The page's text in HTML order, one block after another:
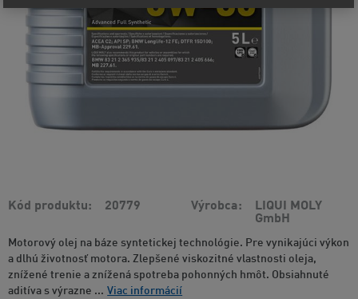
Kód produktu 20779 Výrobca
LIQUI MOLY
GmbH
Motorový olej na báze syntetickej technológie. Pre vynikajúci výkon
a dlhú životnosť motora. Zlepšené viskozitné vlastnosti oleja,
znížené trenie a znížená spotreba pohonných hmôt. Obsiahnuté
aditíva s výrazne ... Viac informácií